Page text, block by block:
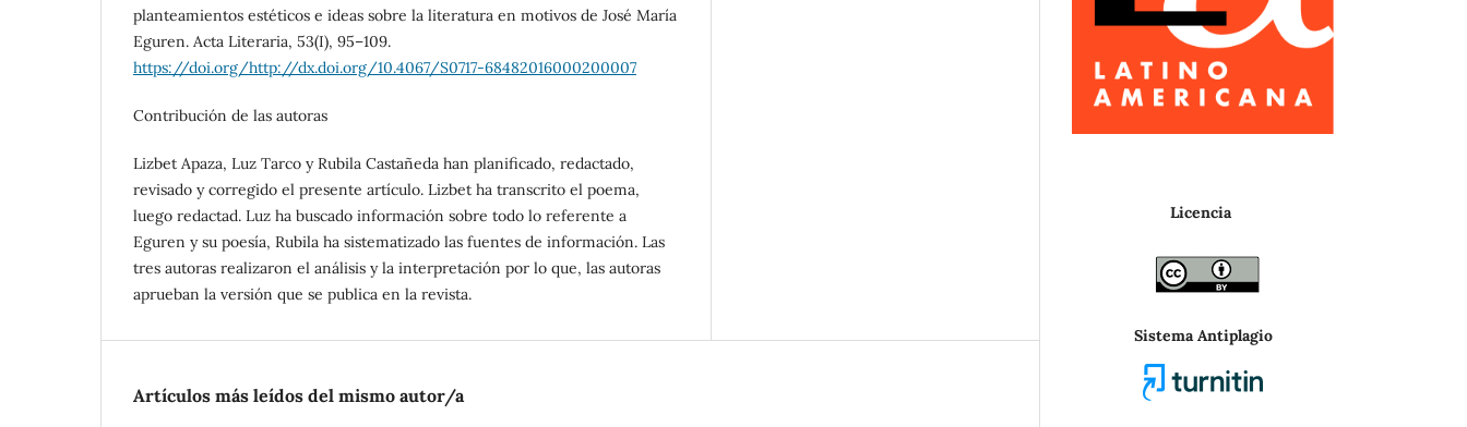
planteamientos estéticos e ideas sobre la literatura en motivos de José María
Eguren. Acta Literaria, 53(I), 95–109.
https://doi.org/http://dx.doi.org/10.4067/S0717-68482016000200007
Contribución de las autoras
Lizbet Apaza, Luz Tarco y Rubila Castañeda han planificado, redactado,
revisado y corregido el presente artículo. Lizbet ha transcrito el poema,
luego redactad. Luz ha buscado información sobre todo lo referente a
Eguren y su poesía, Rubila ha sistematizado las fuentes de información. Las
tres autoras realizaron el análisis y la interpretación por lo que, las autoras
aprueban la versión que se publica en la revista.
Artículos más leídos del mismo autor/a
Licencia
Sistema Antiplagio